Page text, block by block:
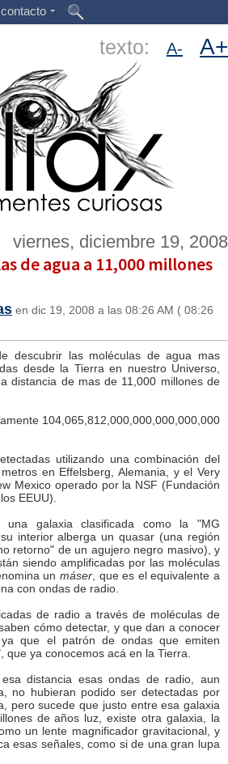
contacto
texto: A- A+
viernes, diciembre 19, 2008
de agua a 11,000 millones
en dic 19, 2008 a las 08:26 AM ( 08:26
descubrir las moléculas de agua mas
desde la Tierra en nuestro Universo,
distancia de mas de 11,000 millones de
104,065,812,000,000,000,000,000
utilizando una combinación del
en Effelsberg, Alemania, y el Very
Mexico operado por la NSF (Fundación
EEUU).
una galaxia clasificada como la "MG
interior alberga un quasar (una región
retorno" de un agujero negro masivo), y
siendo amplificadas por las moléculas
un máser, que es el equivalente a
con ondas de radio.
de radio a través de moléculas de
cómo detectar, y que dan a conocer
que el patrón de ondas que emiten
que ya conocemos acá en la Tierra.
distancia esas ondas de radio, aun
no hubieran podido ser detectadas por
pero sucede que justo entre esa galaxia
de años luz, existe otra galaxia, la
un lente magnificador gravitacional, y
esas señales, como si de una gran lupa